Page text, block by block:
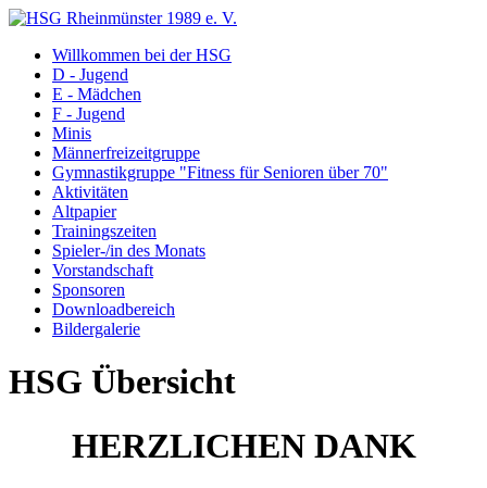
Willkommen bei der HSG
D - Jugend
E - Mädchen
F - Jugend
Minis
Männerfreizeitgruppe
Gymnastikgruppe "Fitness für Senioren über 70"
Aktivitäten
Altpapier
Trainingszeiten
Spieler-/in des Monats
Vorstandschaft
Sponsoren
Downloadbereich
Bildergalerie
HSG Übersicht
HERZLICHEN DANK